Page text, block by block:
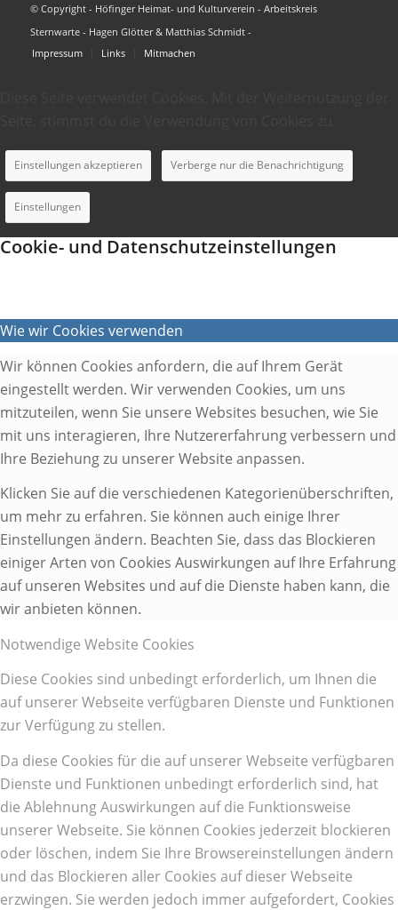
© Copyright - Höfinger Heimat- und Kulturverein - Arbeitskreis
Sternwarte - Hagen Glötter & Matthias Schmidt -
Impressum
Links Mitmachen
Einstellungen akzeptieren Verberge nur die Benachrichtigung
Einstellungen
Cookie- und Datenschutzeinstellungen
Wie wir Cookies verwenden
Wir können Cookies anfordern, die auf Ihrem Gerät
eingestellt werden. Wir verwenden Cookies, um uns
mitzuteilen, wenn Sie unsere Websites besuchen, wie Sie
mit uns interagieren, Ihre Nutzererfahrung verbessern und
Ihre Beziehung zu unserer Website anpassen.
Klicken Sie auf die verschiedenen Kategorienüberschriften,
um mehr zu erfahren. Sie können auch einige Ihrer
Einstellungen ändern. Beachten Sie, dass das Blockieren
einiger Arten von Cookies Auswirkungen auf Ihre Erfahrung
auf unseren Websites und auf die Dienste haben kann, die
wir anbieten können.
Notwendige Website Cookies
Diese Cookies sind unbedingt erforderlich, um Ihnen die
auf unserer Webseite verfügbaren Dienste und Funktionen
zur Verfügung zu stellen.
Da diese Cookies für die auf unserer Webseite verfügbaren
Dienste und Funktionen unbedingt erforderlich sind, hat
die Ablehnung Auswirkungen auf die Funktionsweise
unserer Webseite. Sie können Cookies jederzeit blockieren
oder löschen, indem Sie Ihre Browsereinstellungen ändern
und das Blockieren aller Cookies auf dieser Webseite
erzwingen. Sie werden jedoch immer aufgefordert, Cookies